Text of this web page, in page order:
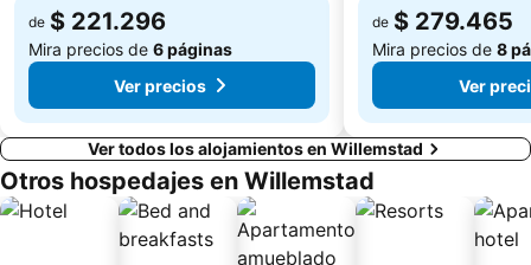
de $ 221.296
Mira precios de 6 páginas
Ver precios
de $ 279.465
Mira precios de 8
Ver
Ver todos los alojamientos en Willemstad
Otros hospedajes en Willemstad